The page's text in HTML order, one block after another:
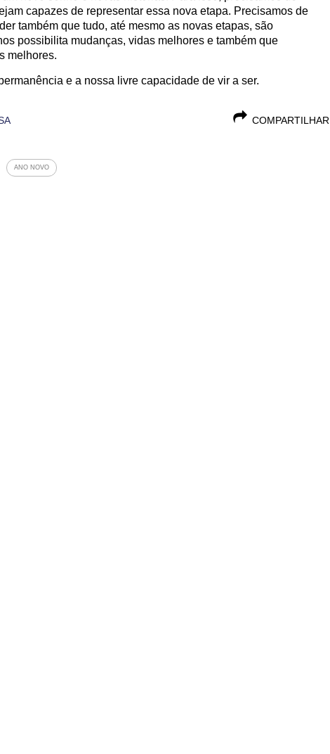
capazes de representar essa nova etapa. Precisamos de
também que tudo, até mesmo as novas etapas, são
possibilita mudanças, vidas melhores e também que
melhores.
e a nossa livre capacidade de vir a ser.
COMPARTILHAR
ANO NOVO